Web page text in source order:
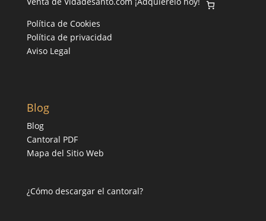
Política de Cookies
Política de privacidad
Aviso Legal
Blog
Blog
Cantoral PDF
Mapa del Sitio Web
¿Cómo descargar el cantoral?